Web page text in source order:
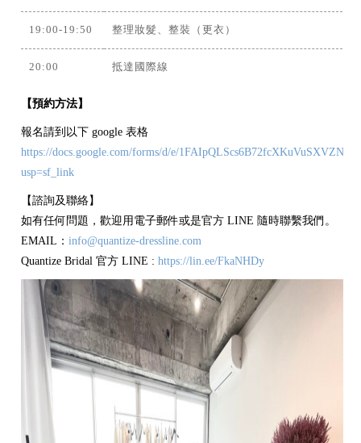
19:00-19:50 整理妝髮、整裝（更衣）
20:00 抵達國際線
【預約方法】
報名請到以下 google 表格
https://docs.google.com/forms/d/e/
usp=sf_link
【諮詢及聯絡】
如有任何問題，歡迎用電子郵件或是官方 LINE 隨時聯繫我們。
EMAIL：info@quantize-dressline.com
Quantize Bridal 官方 LINE :https://lin.ee/FkaNHDy